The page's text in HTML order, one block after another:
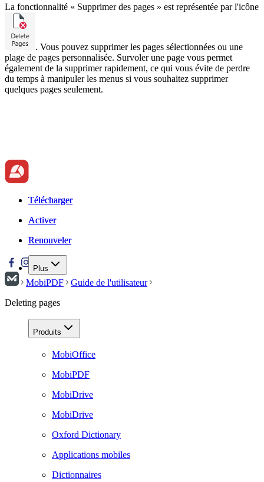
La fonctionnalité « Supprimer des pages » est représentée par l'icône
. Vous pouvez supprimer les pages sélectionnées ou une
plage de pages personnalisée. Survoler une page vous permet
également de la supprimer rapidement, ce qui vous évite de perdre
du temps à manipuler les menus si vous souhaitez supprimer
quelques pages seulement.
Télécharger
Activer
Renouveler
Plus
Télécharger
Activer
Renouveler
MobiPDF
Guide de l'utilisateur
Deleting pages
Produits
MobiOffice
MobiPDF
MobiDrive
MobiDrive
Oxford Dictionary
Applications mobiles
Dictionnaires